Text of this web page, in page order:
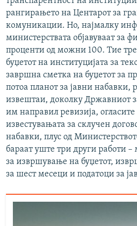
рангирањето на Центарот за
комуникации. Но, најмалку
министерствата објавуваат за
проценти од можни 100. Тие
буџетот на институцијата за
завршна сметка на буџетот за
потоа планот за јавни набавки,
извештаи, доколку Државниот
им направил ревизија,
известувањата за склучен
набавки, плус од
бараат уште три други работи
за извршување на буџетот,
за шест месеци и податоци за